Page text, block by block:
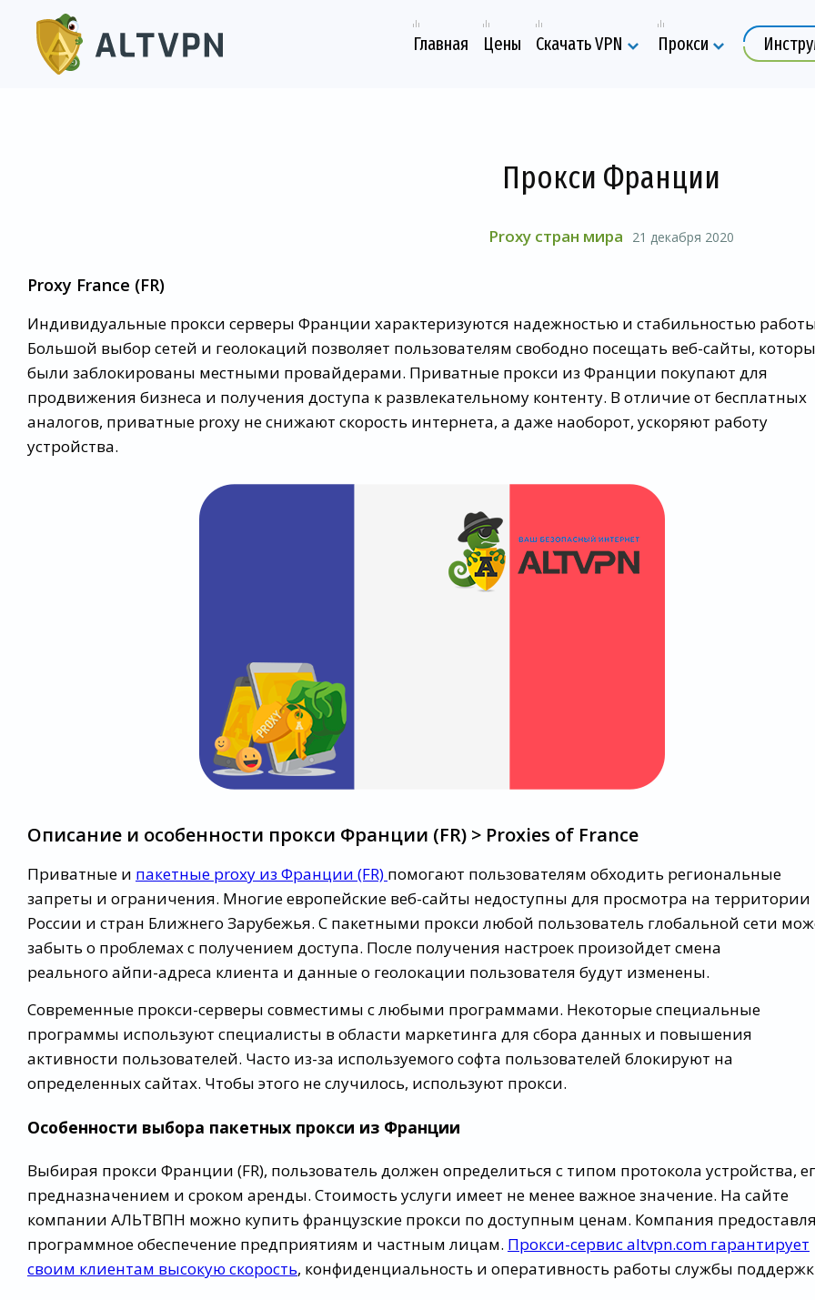
Главная Цены Скачать VPN Прокси
Прокси Франции
Proxy стран мира 21 декабря 2020
Proxy France (FR)
Индивидуальные прокси серверы Франции характеризуются надежностью и стабильностью
Большой выбор сетей и геолокаций позволяет пользователям свободно посещать веб-сайты,
были заблокированы местными провайдерами. Приватные прокси из Франции покупают для
продвижения бизнеса и получения доступа к развлекательному контенту. В отличие от бесплатных
аналогов, приватные proxy не снижают скорость интернета, а даже наоборот, ускоряют работу
устройства.
Описание и особенности прокси Франции (FR) > Proxies of France
Приватные и пакетные proxy из Франции (FR) помогают пользователям обходить региональные
запреты и ограничения. Многие европейские веб-сайты недоступны для просмотра на территории
России и стран Ближнего Зарубежья. С пакетными прокси любой пользователь глобальной сети
забыть о проблемах с получением доступа. После получения настроек произойдет смена
реального айпи-адреса клиента и данные о геолокации пользователя будут изменены.
Современные прокси-серверы совместимы с любыми программами. Некоторые специальные
программы используют специалисты в области маркетинга для сбора данных и повышения
активности пользователей. Часто из-за используемого софта пользователей блокируют на
определенных сайтах. Чтобы этого не случилось, используют прокси.
Особенности выбора пакетных прокси из Франции
Выбирая прокси Франции (FR), пользователь должен определиться с типом протокола устройства,
предназначением и сроком аренды. Стоимость услуги имеет не менее важное значение. На сайте
компании АЛЬТВПН можно купить французские прокси по доступным ценам. Компания
программное обеспечение предприятиям и частным лицам. Прокси-сервис altvpn.com гарантирует
своим клиентам высокую скорость, конфиденциальность и оперативность работы службы